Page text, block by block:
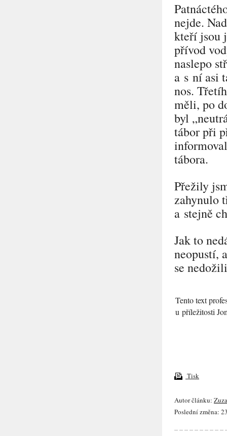
nejde.
kteří jsou
přívod
naslepo
a s ní asi
nos.
měli, po
byl
tábor při
tábora.
Přežily
zahynulo
a stejně
Jak to
neopustí,
se
Tento text
u příležitosti
Tisk
Autor článku:
Poslední změna: